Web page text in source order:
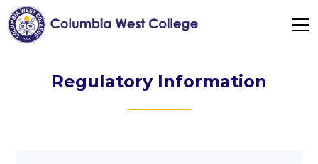
Regulatory Information